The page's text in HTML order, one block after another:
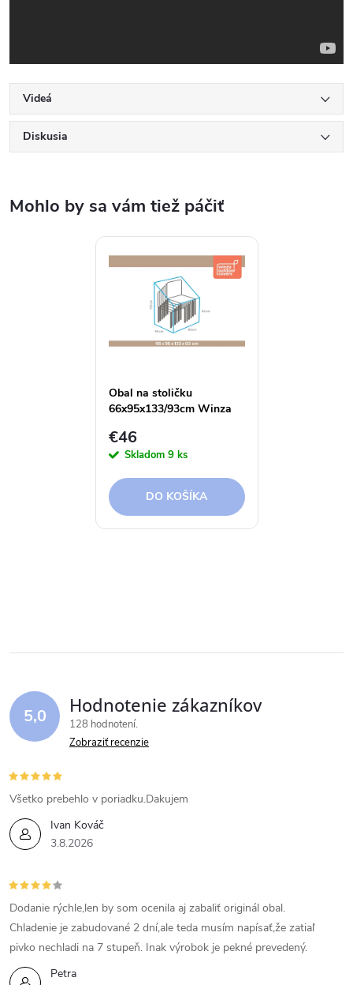
Videá
Diskusia
Obal na stoličku
66x95x133/93cm Winza
€46
Skladom 9 ks
DO KOŠÍKA
5,0 Hodnotenie zákazníkov
128 hodnotení
Zobraziť recenzie
Ivan Kováč
3.8.2026
Všetko prebehlo v poriadku.Dakujem
Petra
Dodanie rýchle,len by som ocenila aj zabaliť originál obal.
Chladenie je zabudované 2 dní,ale teda musím napísať,že zatiaľ
pivko nechladi na 7 stupeň. Inak výrobok je pekné prevedený.